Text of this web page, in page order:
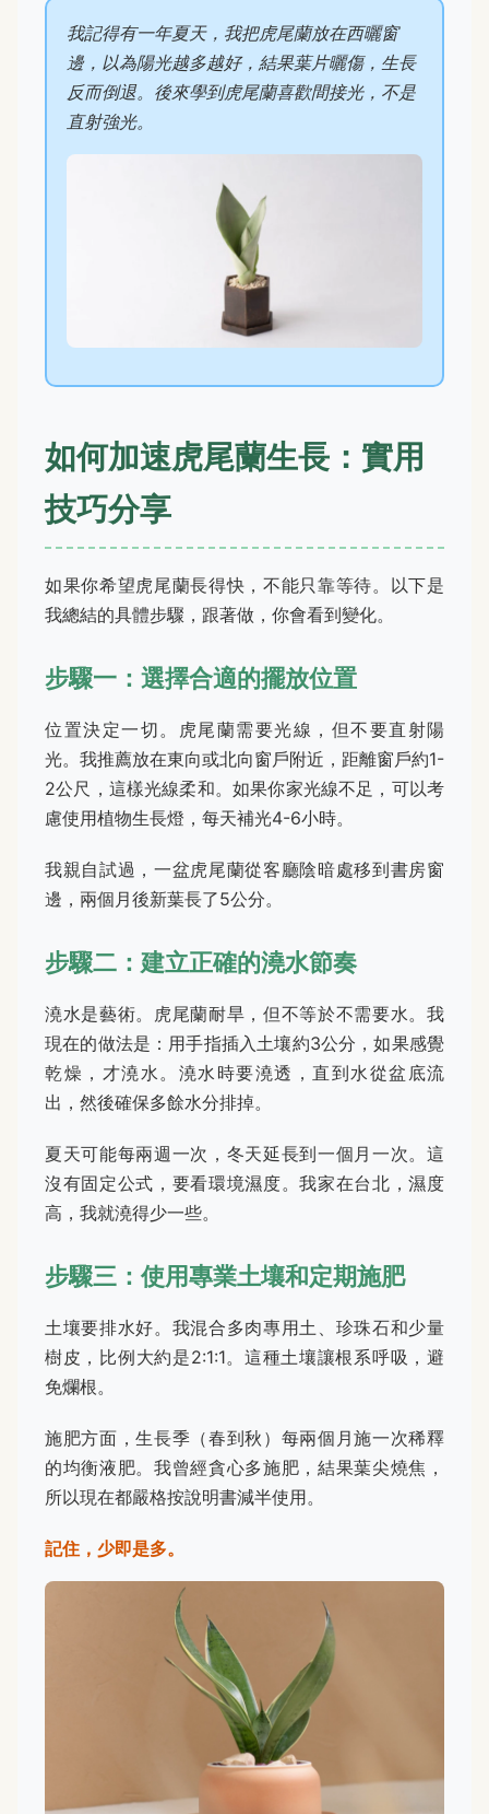
我記得有一年夏天，我把虎尾蘭放在西曬窗
邊，以為陽光越多越好，結果葉片曬傷，生長
反而倒退。後來學到虎尾蘭喜歡間接光，不是
直射強光。
如何加速虎尾蘭生長：實用
技巧分享
如果你希望虎尾蘭長得快，不能只靠等待。以下是
我總結的具體步驟，跟著做，你會看到變化。
步驟一：選擇合適的擺放位置
位置決定一切。虎尾蘭需要光線，但不要直射陽
光。我推薦放在東向或北向窗戶附近，距離窗戶約1-
2公尺，這樣光線柔和。如果你家光線不足，可以考
慮使用植物生長燈，每天補光4-6小時。
我親自試過，一盆虎尾蘭從客廳陰暗處移到書房窗
邊，兩個月後新葉長了5公分。
步驟二：建立正確的澆水節奏
澆水是藝術。虎尾蘭耐旱，但不等於不需要水。我
現在的做法是：用手指插入土壤約3公分，如果感覺
乾燥，才澆水。澆水時要澆透，直到水從盆底流
出，然後確保多餘水分排掉。
夏天可能每兩週一次，冬天延長到一個月一次。這
沒有固定公式，要看環境濕度。我家在台北，濕度
高，我就澆得少一些。
步驟三：使用專業土壤和定期施肥
土壤要排水好。我混合多肉專用土、珍珠石和少量
樹皮，比例大約是2:1:1。這種土壤讓根系呼吸，避
免爛根。
施肥方面，生長季（春到秋）每兩個月施一次稀釋
的均衡液肥。我曾經貪心多施肥，結果葉尖燒焦，
所以現在都嚴格按說明書減半使用。
記住，少即是多。